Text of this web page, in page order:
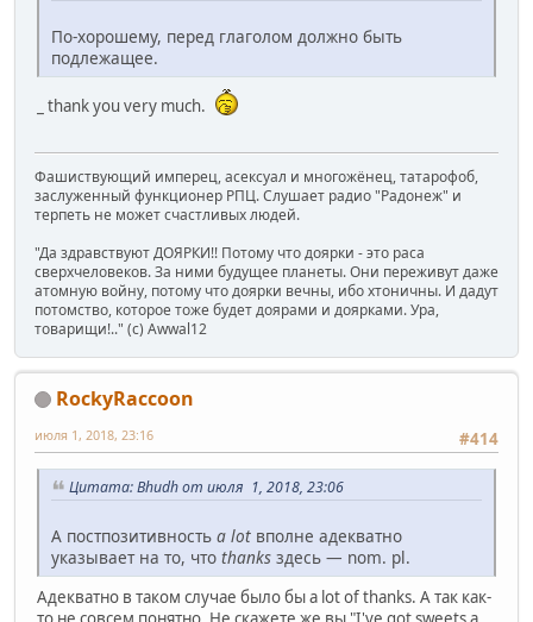
По-хорошему, перед глаголом должно быть
подлежащее.
_ thank you very much.
Фашиствующий имперец, асексуал и многожёнец, татарофоб,
заслуженный функционер РПЦ. Слушает радио "Радонеж" и
терпеть не может счастливых людей.
"Да здравствуют ДОЯРКИ!! Потому что доярки - это раса
сверхчеловеков. За ними будущее планеты. Они переживут даже
атомную войну, потому что доярки вечны, ибо хтоничны. И дадут
потомство, которое тоже будет доярами и доярками. Ура,
товарищи!.." (c) Awwal12
RockyRaccoon
#414
июля 1, 2018, 23:16
Цитата: Bhudh от июля 1, 2018, 23:06
А постпозитивность a lot вполне адекватно
указывает на то, что thanks здесь — nom. pl.
Адекватно в таком случае было бы a lot of thanks. А так как-